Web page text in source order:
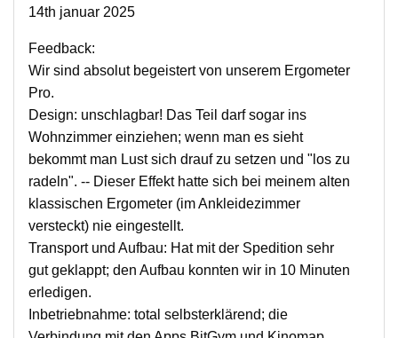
14th januar 2025
Feedback:
Wir sind absolut begeistert von unserem Ergometer
Pro.
Design: unschlagbar! Das Teil darf sogar ins
Wohnzimmer einziehen; wenn man es sieht
bekommt man Lust sich drauf zu setzen und "los zu
radeln". -- Dieser Effekt hatte sich bei meinem alten
klassischen Ergometer (im Ankleidezimmer
versteckt) nie eingestellt.
Transport und Aufbau: Hat mit der Spedition sehr
gut geklappt; den Aufbau konnten wir in 10 Minuten
erledigen.
Inbetriebnahme: total selbsterklärend; die